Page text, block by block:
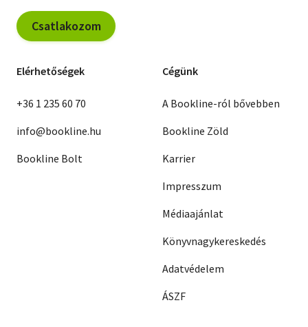
Csatlakozom
Elérhetőségek
+36 1 235 60 70
info@bookline.hu
Bookline Bolt
Cégünk
A Bookline-ról bővebben
Bookline Zöld
Karrier
Impresszum
Médiaajánlat
Könyvnagykereskedés
Adatvédelem
ÁSZF